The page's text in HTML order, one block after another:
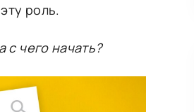
роль.
с чего начать?